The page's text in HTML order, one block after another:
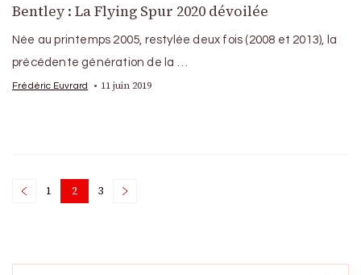
Bentley : La Flying Spur 2020 dévoilée
Née au printemps 2005, restylée deux fois (2008 et 2013), la
précédente génération de la …
Frédéric Euvrard 11 juin 2019
Posts
Page
1 Page
2 Page
3